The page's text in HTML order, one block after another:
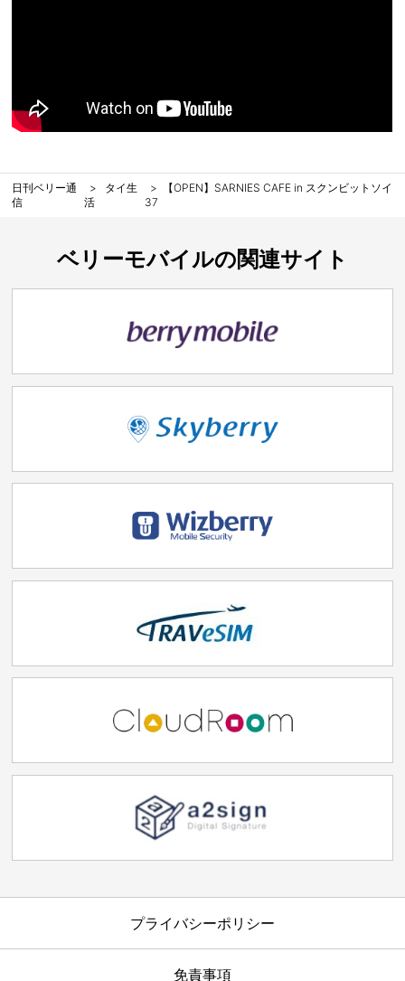
日刊ベリー通
信
タイ生
活
【OPEN】SARNIES CAFE in スクンビットソイ
37
ベリーモバイルの関連サイト
プライバシーポリシー
免責事項